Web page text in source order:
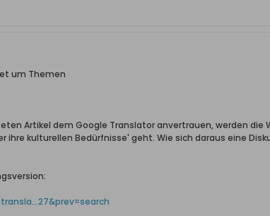
um Themen
Artikel dem Google Translator anvertrauen, werden
ihre kulturellen Bedürfnisse' geht. Wie sich daraus eine